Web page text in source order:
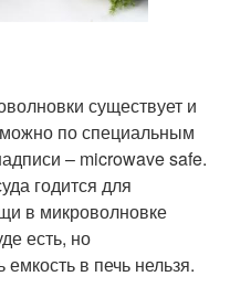
существует и
по специальным
– microwave safe.
годится для
в микроволновке
есть, но
емкость в печь нельзя.